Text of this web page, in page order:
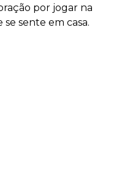
por jogar na
sente em casa.